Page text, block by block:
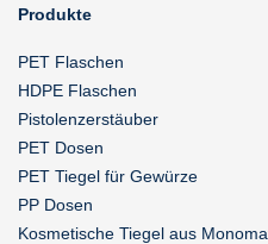
Produkte
PET Flaschen
HDPE Flaschen
Pistolenzerstäuber
PET Dosen
PET Tiegel für Gewürze
PP Dosen
Kosmetische Tiegel aus